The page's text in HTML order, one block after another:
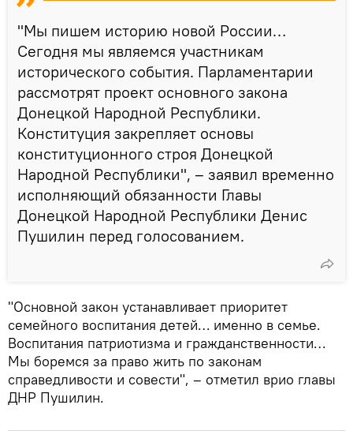
"Мы пишем историю новой России…
Сегодня мы являемся участникам
исторического события. Парламентарии
рассмотрят проект основного закона
Донецкой Народной Республики.
Конституция закрепляет основы
конституционного строя Донецкой
Народной Республики", – заявил временно
исполняющий обязанности Главы
Донецкой Народной Республики Денис
Пушилин перед голосованием.
"Основной закон устанавливает приоритет
семейного воспитания детей… именно в семье.
Воспитания патриотизма и гражданственности…
Мы боремся за право жить по законам
справедливости и совести", – отметил врио главы
ДНР Пушилин.